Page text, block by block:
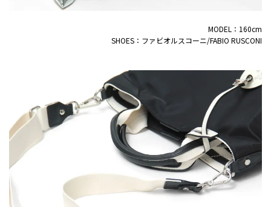
MODEL：160cm
SHOES：ファビオルスコーニ/FABIO RUSCONI